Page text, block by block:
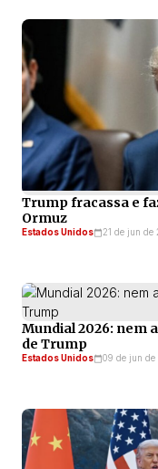
Trump fracassa e
Ormuz
Estados Unidos 21 de jun de
Mundial 2026: nem
de Trump
Estados Unidos 09 de jun de